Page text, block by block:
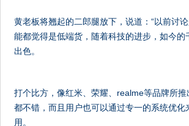
黄老板将翘起的二郎腿放下，说道：“以前讨
能都觉得是低端货，随着科技的进步，如今的
出色。
打个比方，像红米、荣耀、realme等品牌所
都不错，而且用户也可以通过专一的系统优化
用。